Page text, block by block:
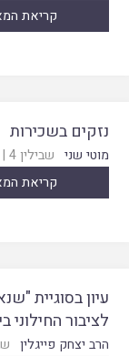
קריאת
נזקים בשכירות
מוטי שני שבילין 4 |
קריאת
עיון בסוגיית
לציבור החילוני
הרב יצחק פייגלין